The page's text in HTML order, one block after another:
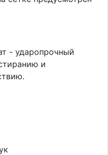
- ударопрочный
и